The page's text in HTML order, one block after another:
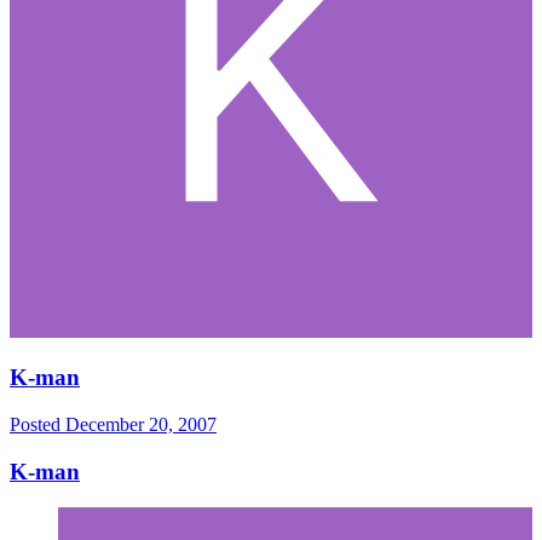
K-man
Posted December 20, 2007
K-man